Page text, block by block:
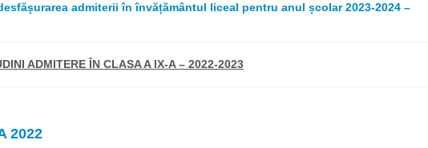
admiterii în învățământul liceal pentru anul școlar 2023-2024 –
ADMITERE ÎN CLASA A IX-A – 2022-2023
2022